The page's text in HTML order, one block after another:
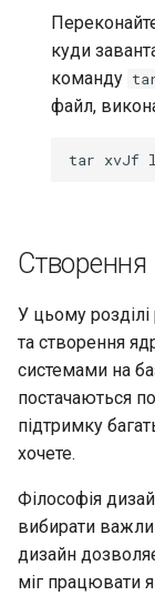
куди
команду
файл,
tar xvJf
Створення
У цьому
та створення
системами на
постачаються
підтримку
хочете.
Філософія
вибирати
дизайн
міг працювати